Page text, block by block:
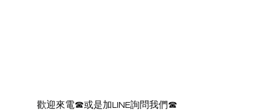
歡迎來電☎或是加LINE詢問我們☎